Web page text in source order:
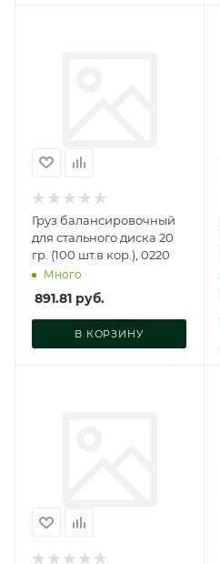
Груз балансировочный
для стального диска 20
гр. (100 шт.в кор.), 0220
Много
891.81 руб.
В КОРЗИНУ